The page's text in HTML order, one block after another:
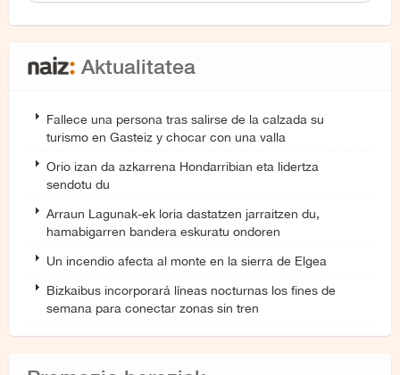
Aktualitatea
Fallece una persona tras salirse de la calzada su
turismo en Gasteiz y chocar con una valla
Orio izan da azkarrena Hondarribian eta lidertza
sendotu du
Arraun Lagunak-ek loria dastatzen jarraitzen du,
hamabigarren bandera eskuratu ondoren
Un incendio afecta al monte en la sierra de Elgea
Bizkaibus incorporará líneas nocturnas los fines de
semana para conectar zonas sin tren